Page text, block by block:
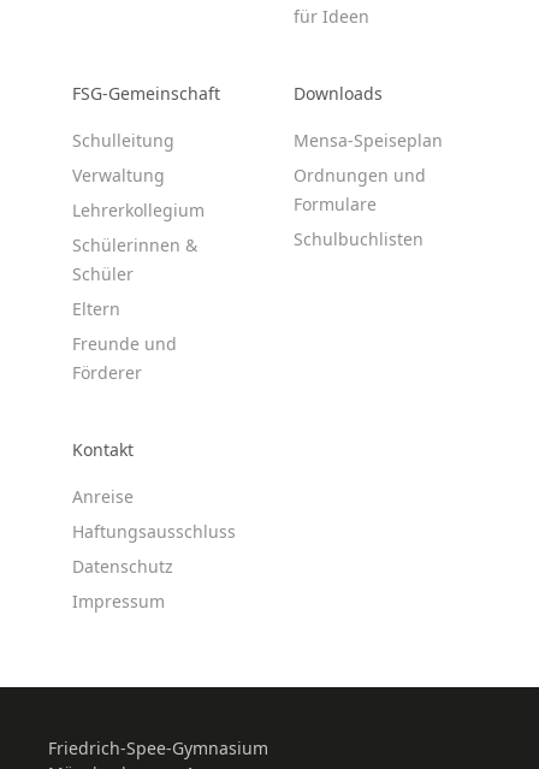
für Ideen
FSG-Gemeinschaft
Schulleitung
Verwaltung
Lehrerkollegium
Schülerinnen &
Schüler
Eltern
Freunde und
Förderer
Downloads
Mensa-Speiseplan
Ordnungen und
Formulare
Schulbuchlisten
Kontakt
Anreise
Haftungsausschluss
Datenschutz
Impressum
Friedrich-Spee-Gymnasium